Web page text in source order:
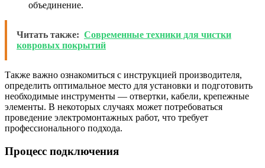
объединение.
Читать также: Современные техники для чистки
ковровых покрытий
Также важно ознакомиться с инструкцией производителя,
определить оптимальное место для установки и подготовить
необходимые инструменты — отвертки, кабели, крепежные
элементы. В некоторых случаях может потребоваться
проведение электромонтажных работ, что требует
профессионального подхода.
Процесс подключения